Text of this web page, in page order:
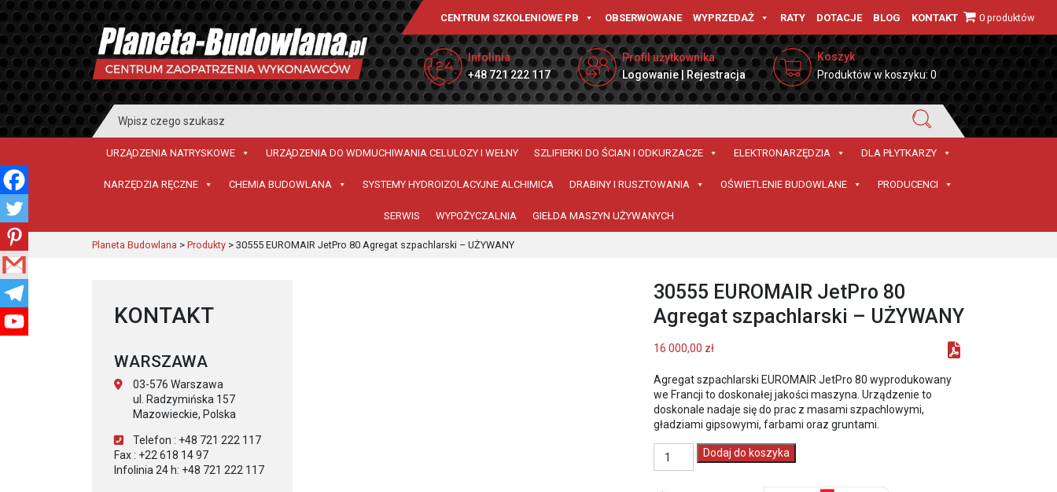
CENTRUM SZKOLENIOWE PB OBSERWOWANE WYPRZEDAŻ RATY DOTACJE BLOG KONTAKT 0 produktów
Infolinia
+48 721 222 117
Profil użytkownika
Logowanie | Rejestracja
Koszyk
Produktów w koszyku: 0
Search
for:
URZĄDZENIA NATRYSKOWE URZĄDZENIA DO WDMUCHIWANIA CELULOZY I WEŁNY SZLIFIERKI DO ŚCIAN I ODKURZACZE ELEKTRONARZĘDZIA DLA PŁYTKARZY
NARZĘDZIA RĘCZNE CHEMIA BUDOWLANA SYSTEMY HYDROIZOLACYJNE ALCHIMICA DRABINY I RUSZTOWANIA OŚWIETLENIE BUDOWLANE PRODUCENCI
SERWIS WYPOŻYCZALNIA GIEŁDA MASZYN UŻYWANYCH
Planeta Budowlana > Produkty > 30555 EUROMAIR JetPro 80 Agregat szpachlarski – UŻYWANY
30555 EUROMAIR JetPro 80
Agregat szpachlarski – UŻYWANY
16 000,00 zł
Agregat szpachlarski EUROMAIR JetPro 80 wyprodukowany
we Francji to doskonałej jakości maszyna. Urządzenie to
doskonale nadaje się do prac z masami szpachlowymi,
gładziami gipsowymi, farbami oraz gruntami.
ilość
30555
Dodaj do koszyka
KONTAKT
WARSZAWA
03-576 Warszawa
ul. Radzymińska 157
Mazowieckie, Polska
Telefon : +48 721 222 117
Fax : +22 618 14 97
Infolinia 24 h: +48 721 222 117